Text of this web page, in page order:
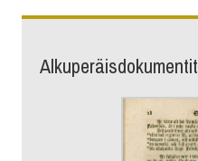
Alkuperäisdokumentit